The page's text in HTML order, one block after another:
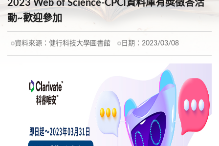
2023 Web of Science-CPCI資料庫有獎徵答活
動~歡迎參加
資料來源： 健行科技大學圖書館 日期： 2023/03/08